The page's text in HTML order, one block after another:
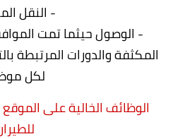
- النقل
- الوصول حيثما تمت
المكثفة والدورات المرتبطة
لكل
الوظائف الخالية على